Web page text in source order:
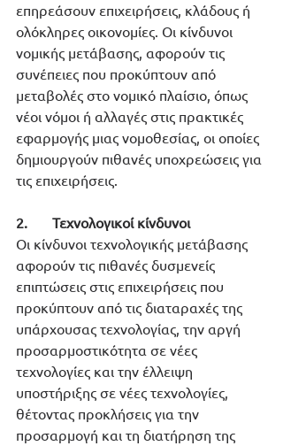
επηρεάσουν επιχειρήσεις, κλάδους ή
ολόκληρες οικονομίες. Οι κίνδυνοι
νομικής μετάβασης, αφορούν τις
συνέπειες που προκύπτουν από
μεταβολές στο νομικό πλαίσιο, όπως
νέοι νόμοι ή αλλαγές στις πρακτικές
εφαρμογής μιας νομοθεσίας, οι οποίες
δημιουργούν πιθανές υποχρεώσεις για
τις επιχειρήσεις.
2.       Τεχνολογικοί κίνδυνοι
Οι κίνδυνοι τεχνολογικής μετάβασης
αφορούν τις πιθανές δυσμενείς
επιπτώσεις στις επιχειρήσεις που
προκύπτουν από τις διαταραχές της
υπάρχουσας τεχνολογίας, την αργή
προσαρμοστικότητα σε νέες
τεχνολογίες και την έλλειψη
υποστήριξης σε νέες τεχνολογίες,
θέτοντας προκλήσεις για την
προσαρμογή και τη διατήρηση της